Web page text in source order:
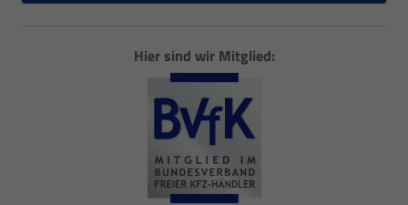
Hier sind wir Mitglied: